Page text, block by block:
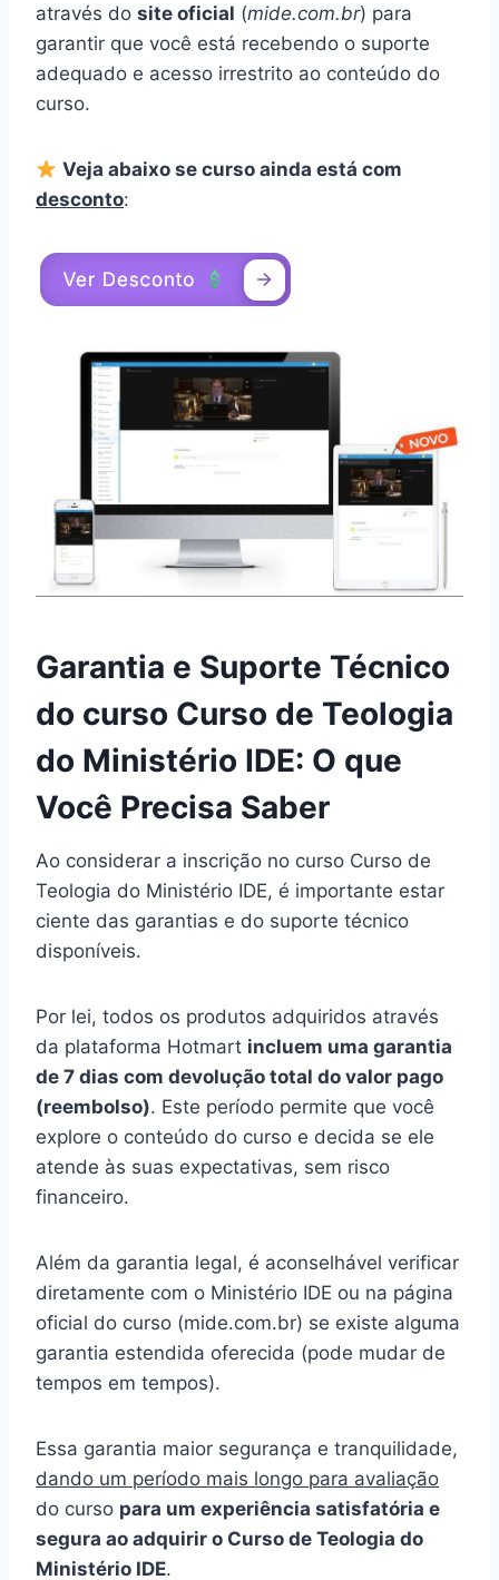
através do site oficial (mide.com.br) para
garantir que você está recebendo o suporte
adequado e acesso irrestrito ao conteúdo do
curso.
Veja abaixo se curso ainda está com
desconto:
Garantia e Suporte Técnico
do curso Curso de Teologia
do Ministério IDE: O que
Você Precisa Saber
Ao considerar a inscrição no curso Curso de
Teologia do Ministério IDE, é importante estar
ciente das garantias e do suporte técnico
disponíveis.
Por lei, todos os produtos adquiridos através
da plataforma Hotmart incluem uma garantia
de 7 dias com devolução total do valor pago
(reembolso). Este período permite que você
explore o conteúdo do curso e decida se ele
atende às suas expectativas, sem risco
financeiro.
Além da garantia legal, é aconselhável verificar
diretamente com o Ministério IDE ou na página
oficial do curso (mide.com.br) se existe alguma
garantia estendida oferecida (pode mudar de
tempos em tempos).
Essa garantia maior segurança e tranquilidade,
dando um período mais longo para avaliação
do curso para um experiência satisfatória e
segura ao adquirir o Curso de Teologia do
Ministério IDE.